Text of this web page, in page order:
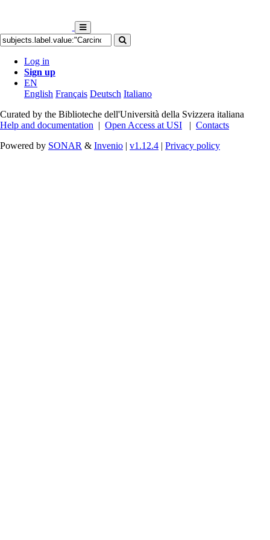
Log in
Sign up
EN
English Français Deutsch Italiano
Curated by the Biblioteche dell'Università della Svizzera italiana
Help and documentation | Open Access at USI | Contacts
Powered by SONAR & Invenio | v1.12.4 | Privacy policy